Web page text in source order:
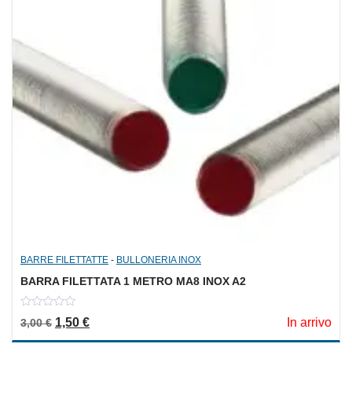
BARRE FILETTATTE - BULLONERIA INOX
BARRA FILETTATA 1 METRO MA8 INOX A2
out
3,00€ Il prezzo originale era: 3,00 €.
1,50 €Il prezzo attuale è: 1,50 €. In arrivo